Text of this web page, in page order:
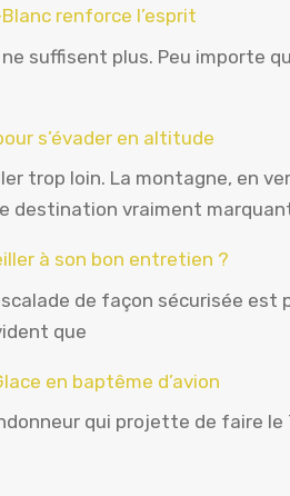
renforce l’esprit
suffisent plus. Peu importe
s’évader en altitude
trop loin. La montagne, en
destination vraiment
à son bon entretien ?
de façon sécurisée
que
en baptême d’avion
qui projette de faire